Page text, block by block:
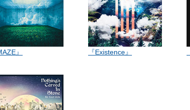
』 『Existence』